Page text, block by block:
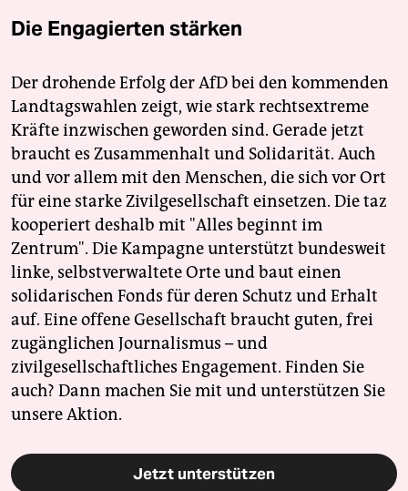
Die Engagierten stärken
Der drohende Erfolg der AfD bei den kommenden
Landtagswahlen zeigt, wie stark rechtsextreme
Kräfte inzwischen geworden sind. Gerade jetzt
braucht es Zusammenhalt und Solidarität. Auch
und vor allem mit den Menschen, die sich vor Ort
für eine starke Zivilgesellschaft einsetzen. Die taz
kooperiert deshalb mit "Alles beginnt im
Zentrum". Die Kampagne unterstützt bundesweit
linke, selbstverwaltete Orte und baut einen
solidarischen Fonds für deren Schutz und Erhalt
auf. Eine offene Gesellschaft braucht guten, frei
zugänglichen Journalismus – und
zivilgesellschaftliches Engagement. Finden Sie
auch? Dann machen Sie mit und unterstützen Sie
unsere Aktion.
Jetzt unterstützen